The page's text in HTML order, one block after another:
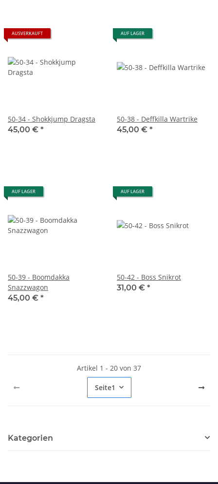
AUSVERKAUFT
50-34 - Shokkjump Dragsta
45,00 € *
AUF LAGER
50-38 - Deffkilla Wartrike
45,00 € *
AUF LAGER
50-39 - Boomdakka
Snazzwagon
45,00 € *
AUF LAGER
50-42 - Boss Snikrot
31,00 € *
Artikel 1 - 20 von 37
Seite1
Kategorien